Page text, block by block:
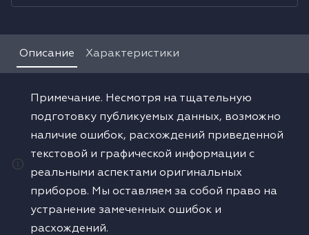
Сушильные машины
Описание Характеристики
Примечание. Несмотря на тщательную
подготовку публикуемых данных, возможно
наличие ошибок, расхождений приведенной
текстовой и графической информации с
реальными аспектами оригинальных
приборов. Мы оставляем за собой право на
устранение замеченных ошибок и
расхождений.